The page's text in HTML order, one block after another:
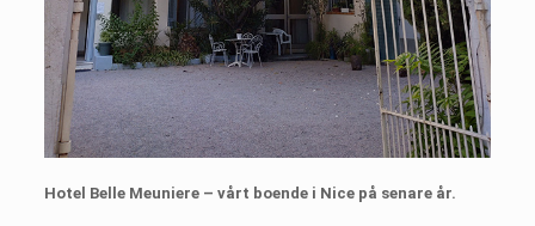
Hotel Belle Meuniere – vårt boende i Nice på senare år.